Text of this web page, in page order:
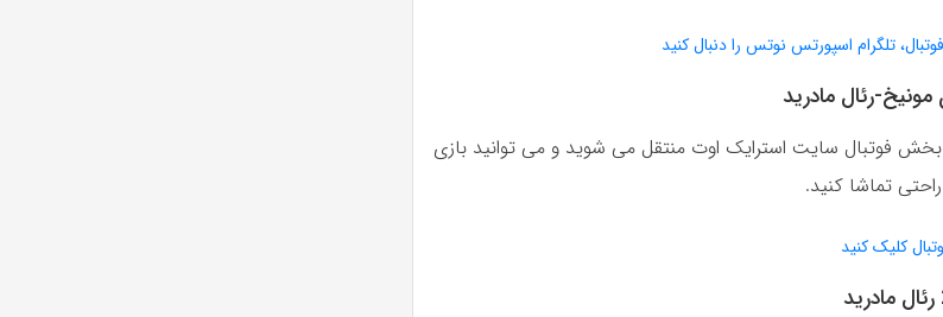
تلگرام اسپورتس نوتس را دنبال کنید
رئال مادرید
بخش فوتبال سایت استرایک اوت منتقل می شوید و می توانید بازی
تماشا کنید.
کلیک کنید